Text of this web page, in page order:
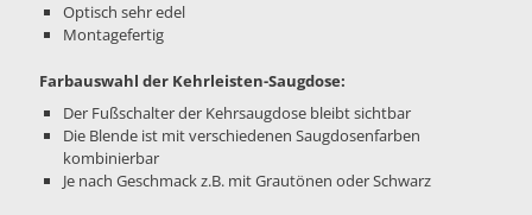
Optisch sehr edel
Montagefertig
Farbauswahl der Kehrleisten-Saugdose:
Der Fußschalter der Kehrsaugdose bleibt sichtbar
Die Blende ist mit verschiedenen Saugdosenfarben
kombinierbar
Je nach Geschmack z.B. mit Grautönen oder Schwarz